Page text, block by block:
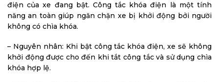
điện của xe đang bật. Công tắc khóa điện là một tính
năng an toàn giúp ngăn chặn xe bị khởi động bởi người
không có chìa khóa.
– Nguyên nhân: Khi bật công tắc khóa điện, xe sẽ không
khởi động được cho đến khi tắt công tắc và sử dụng chìa
khóa hợp lệ.